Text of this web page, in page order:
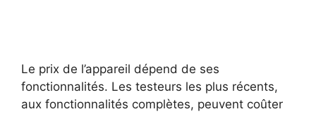
Le prix de l’appareil dépend de ses
fonctionnalités. Les testeurs les plus récents,
aux fonctionnalités complètes, peuvent coûter